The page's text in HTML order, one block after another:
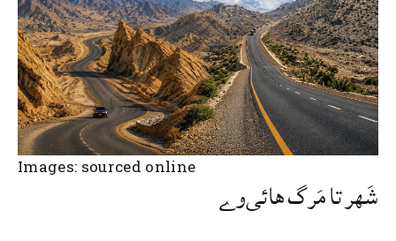
Images: sourced online
شَهر تا مَرگ هائی‌وے